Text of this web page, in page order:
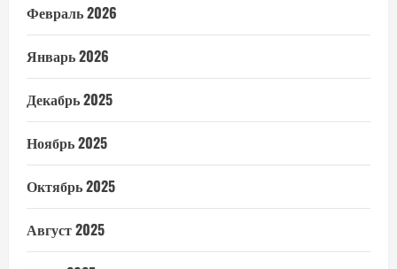
Февраль 2026
Январь 2026
Декабрь 2025
Ноябрь 2025
Октябрь 2025
Август 2025